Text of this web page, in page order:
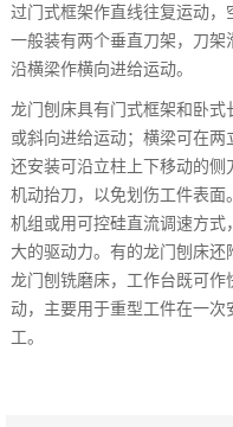
过门式框架作直线往复运动
一般装有两个垂直刀架，刀
沿横梁作横向进给运动。
龙门刨床具有门式框架和卧
或斜向进给运动；横梁可在
还安装可沿立柱上下移动的
机动抬刀，以免划伤工件表
机组或用可控硅直流调速方
大的驱动力。有的龙门刨床
龙门刨铣磨床，工作台既可
动，主要用于重型工件在一
工。